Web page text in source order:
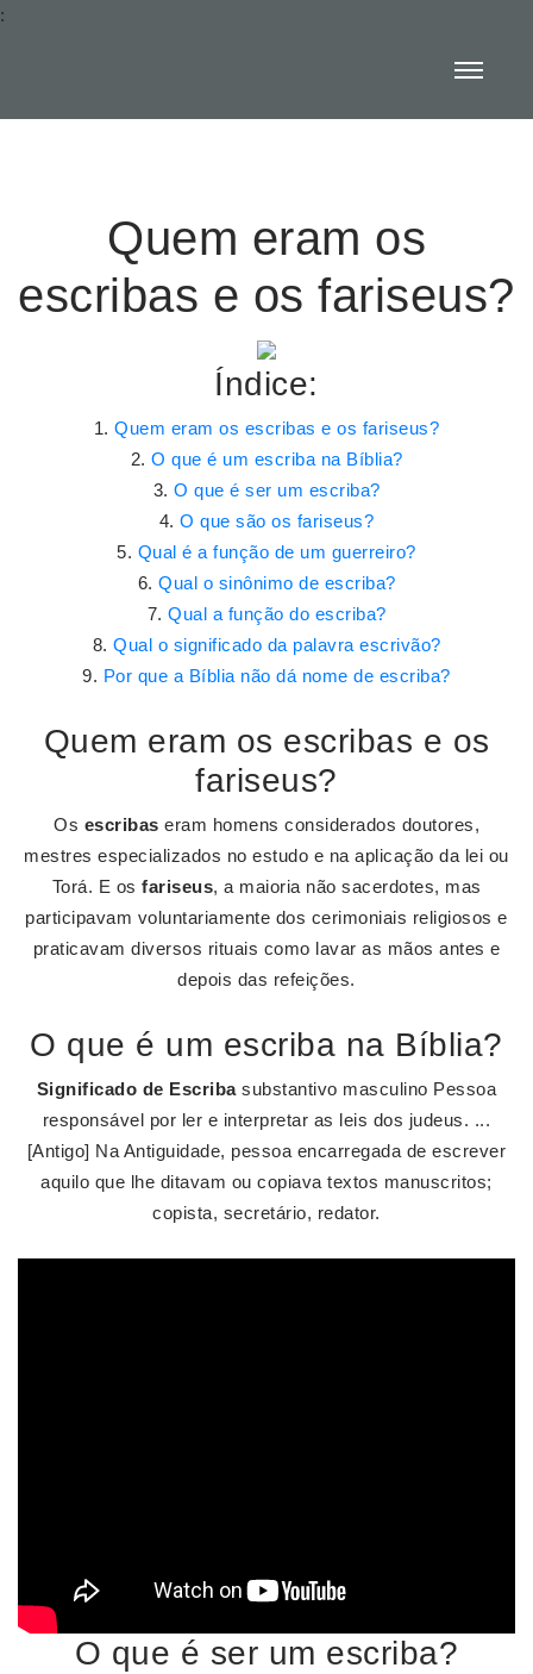
:
Quem eram os
escribas e os fariseus?
Índice:
Quem eram os escribas e os fariseus?
O que é um escriba na Bíblia?
O que é ser um escriba?
O que são os fariseus?
Qual é a função de um guerreiro?
Qual o sinônimo de escriba?
Qual a função do escriba?
Qual o significado da palavra escrivão?
Por que a Bíblia não dá nome de escriba?
Quem eram os escribas e os
fariseus?
Os escribas eram homens considerados doutores,
mestres especializados no estudo e na aplicação da lei ou
Torá. E os fariseus, a maioria não sacerdotes, mas
participavam voluntariamente dos cerimoniais religiosos e
praticavam diversos rituais como lavar as mãos antes e
depois das refeições.
O que é um escriba na Bíblia?
Significado de Escribasubstantivo masculino Pessoa
responsável por ler e interpretar as leis dos judeus. ...
[Antigo] Na Antiguidade, pessoa encarregada de escrever
aquilo que lhe ditavam ou copiava textos manuscritos;
copista, secretário, redator.
O que é ser um escriba?